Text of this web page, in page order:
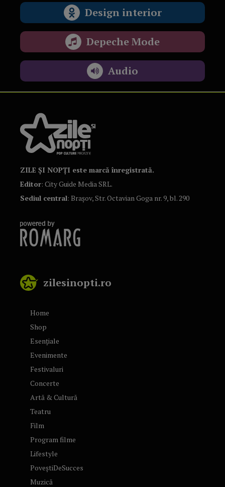
Design interior
Depeche Mode
Audio
ZILE ȘI NOPȚI este marcă înregistrată.
Editor: City Guide Media SRL.
Sediul central: Brașov, Str. Octavian Goga nr. 9, bl. 290
zilesinopti.ro
Home
Shop
Esențiale
Evenimente
Festivaluri
Concerte
Artă & Cultură
Teatru
Film
Program filme
Lifestyle
PoveștiDeSucces
Muzică